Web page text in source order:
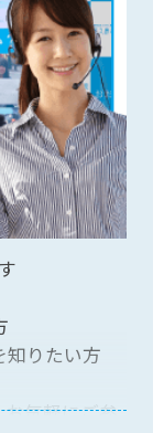
知りたい方
気軽にご参